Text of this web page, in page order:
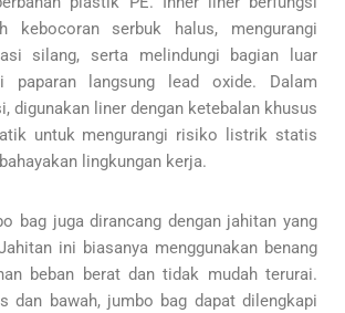
kebocoran serbuk halus, mengurangi
silang, serta melindungi bagian luar
paparan langsung lead oxide. Dalam
digunakan liner dengan ketebalan khusus
untuk mengurangi risiko listrik statis
lingkungan kerja.
bag juga dirancang dengan jahitan yang
ini biasanya menggunakan benang
beban berat dan tidak mudah terurai.
dan bawah, jumbo bag dapat dilengkapi